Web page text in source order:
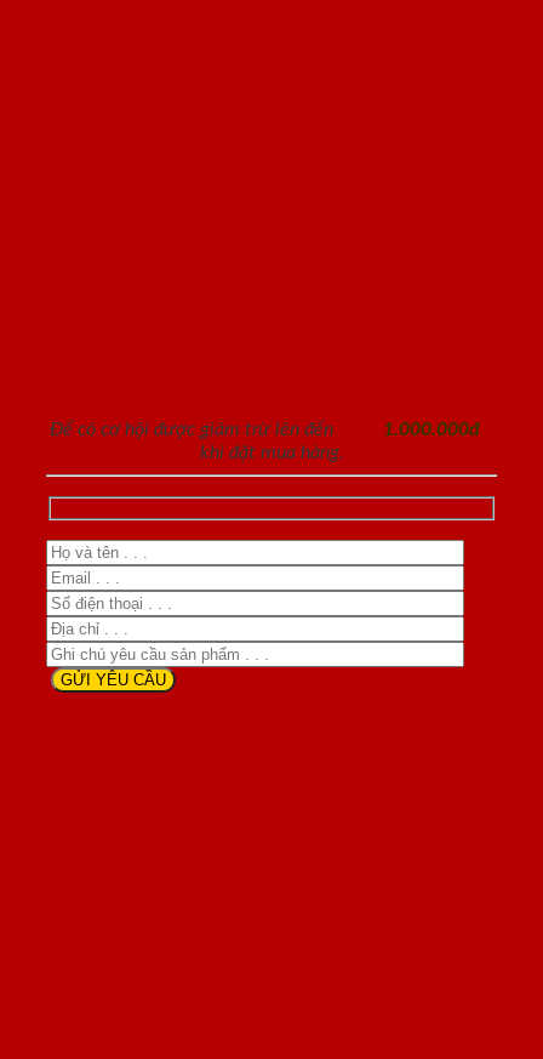
Để có cơ hội được giảm trừ lên đến
1.000.000đ
khi đặt mua hàng.